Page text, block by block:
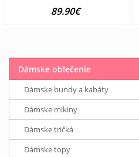
89.90€
Dámske oblečenie
Dámske bundy a kabáty
Dámske mikiny
Dámske tričká
Dámske topy